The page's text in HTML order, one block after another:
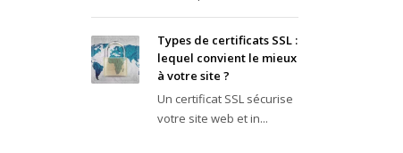
Types de certificats SSL :
lequel convient le mieux
à votre site ?
Un certificat SSL sécurise
votre site web et in...